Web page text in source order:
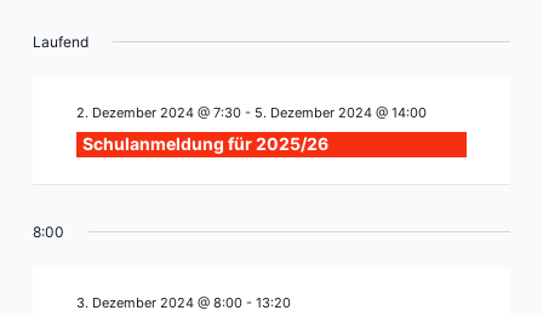
Laufend
2. Dezember 2024 @ 7:30- 5. Dezember 2024 @ 14:00
Schulanmeldung für 2025/26
8:00
3. Dezember 2024 @ 8:00- 13:20